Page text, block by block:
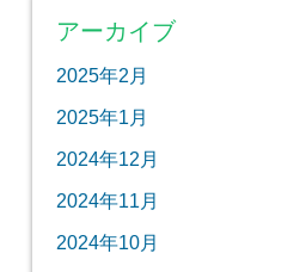
アーカイブ
2025年2月
2025年1月
2024年12月
2024年11月
2024年10月